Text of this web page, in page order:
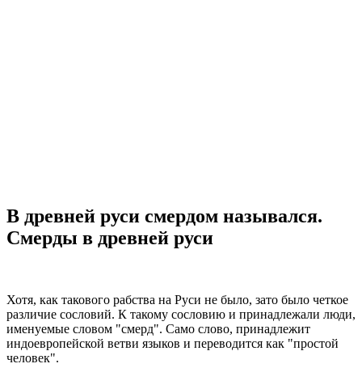
В древней руси смердом назывался.
Смерды в древней руси
Хотя, как такового рабства на Руси не было, зато было четкое
различие сословий. К такому сословию и принадлежали люди,
именуемые словом "смерд". Само слово, принадлежит
индоевропейской ветви языков и переводится как "простой
человек".